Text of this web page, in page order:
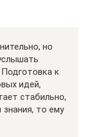
но
к
идей,
стабильно,
то ему